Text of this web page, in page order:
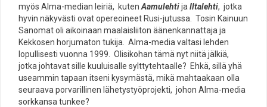
myös Alma-median leiriä, kuten Aamulehtija Iltalehti, jotka
hyvin näkyvästi ovat opereoineet Rusi-jutussa. Tosin Kainuun
Sanomat oli aikoinaan maalaisliiton äänenkannattaja ja
Kekkosen horjumaton tukija. Alma-media valtasi lehden
lopullisesti vuonna 1999. Olisikohan tämä nyt niitä jälkiä,
jotka johtavat sille kuuluisalle sylttytehtaalle? Ehkä, sillä yhä
useammin tapaan itseni kysymästä, mikä mahtaakaan olla
seuraava porvarillinen lähetystyöprojekti, johon Alma-media
sorkkansa tunkee?